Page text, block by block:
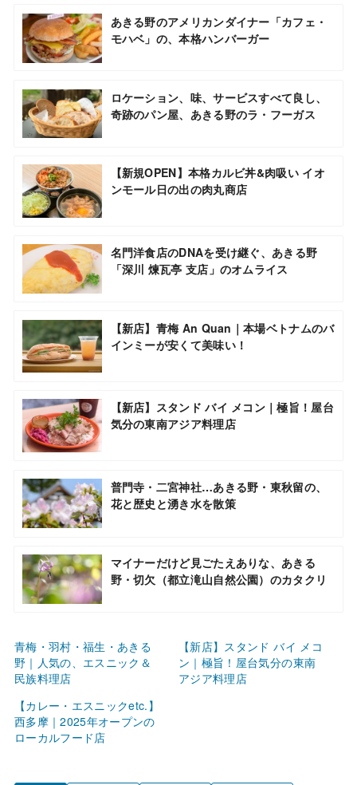
あきる野のアメリカンダイナー「カフェ・
モハベ」の、本格ハンバーガー
ロケーション、味、サービスすべて良し、
奇跡のパン屋、あきる野のラ・フーガス
【新規OPEN】本格カルビ丼&肉吸い イオ
ンモール日の出の肉丸商店
名門洋食店のDNAを受け継ぐ、あきる野
「深川 煉瓦亭 支店」のオムライス
【新店】青梅 An Quan｜本場ベトナムのバ
インミーが安くて美味い！
【新店】スタンド バイ メコン｜極旨！屋台
気分の東南アジア料理店
普門寺・二宮神社…あきる野・東秋留の、
花と歴史と湧き水を散策
マイナーだけど見ごたえありな、あきる
野・切欠（都立滝山自然公園）のカタクリ
青梅・羽村・福生・あきる
野｜人気の、エスニック＆
民族料理店
【新店】スタンド バイ メコ
ン｜極旨！屋台気分の東南
アジア料理店
【カレー・エスニックetc.】
西多摩｜2025年オープンの
ローカルフード店